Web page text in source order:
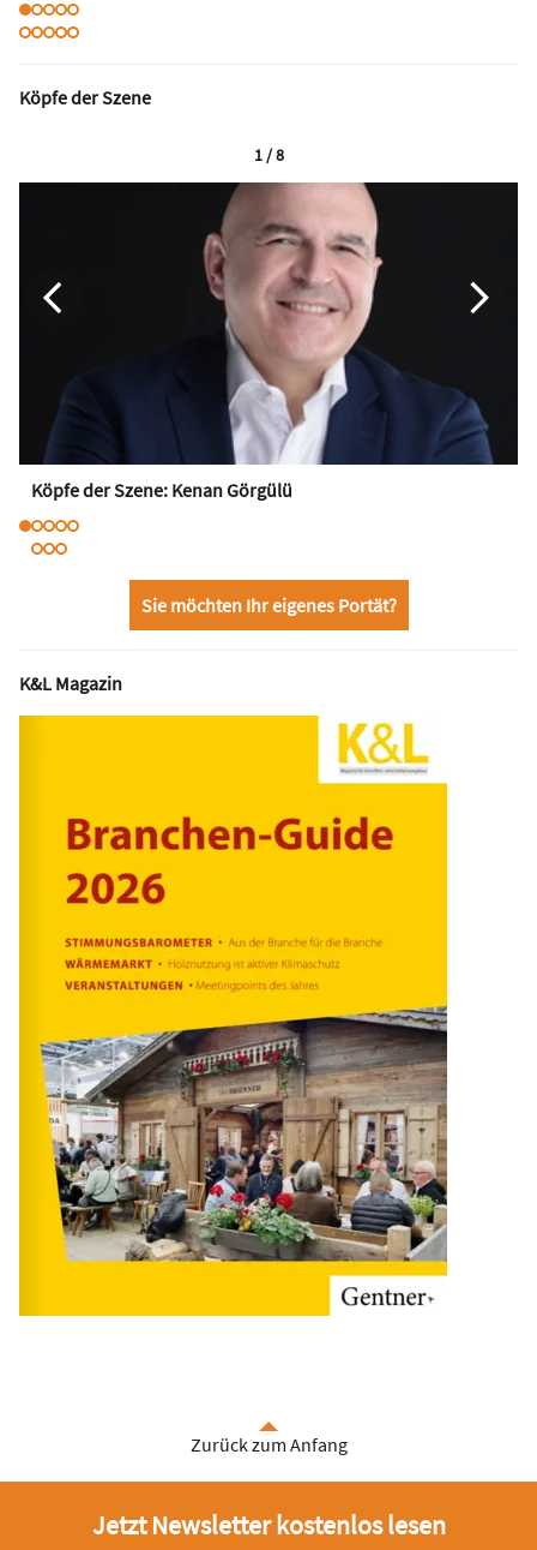
Köpfe der Szene
Köpfe der Szene: Kenan Görgülü
1 / 8
Sie möchten Ihr eigenes Portät?
K&L Magazin
Zurück zum Anfang
Jetzt Newsletter kostenlos lesen